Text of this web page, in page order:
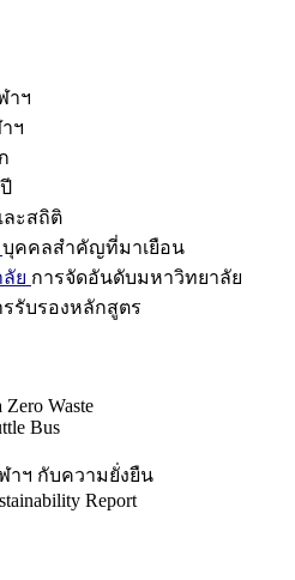
าฯ
ฯ
ะสถิติ
บุคคลสำคัญที่มาเยือน
ย การจัดอันดับมหาวิทยาลัย
รรับรองหลักสูตร
Zero Waste
Bus
าฯ กับความยั่งยืน
Report